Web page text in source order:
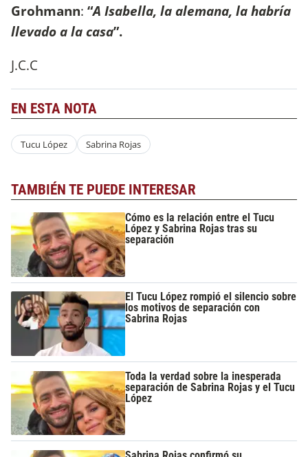
Grohmann: “A Isabella, la alemana, la habría
llevado a la casa”.
J.C.C
EN ESTA NOTA
Tucu López Sabrina Rojas
TAMBIÉN TE PUEDE INTERESAR
Cómo es la relación entre el Tucu
López y Sabrina Rojas tras su
separación
El Tucu López rompió el silencio sobre
los motivos de separación con
Sabrina Rojas
Toda la verdad sobre la inesperada
separación de Sabrina Rojas y el Tucu
López